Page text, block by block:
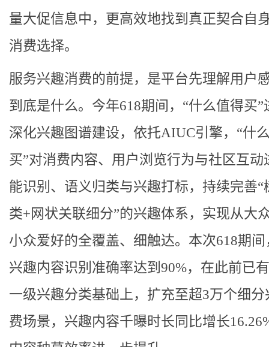
量大促信息中，更高效地找到真正契合自
消费选择。
服务兴趣消费的前提，是平台先理解用户
到底是什么。今年618期间，“什么值得买”
深化兴趣图谱建设，依托AIUC引擎，“什
买”对消费内容、用户浏览行为与社区互动
能识别、语义归类与兴趣打标，持续完善“
类+网状关联细分”的兴趣体系，实现从大
小众爱好的全覆盖、细触达。本次618期
兴趣内容识别准确率达到90%，在此前已
一级兴趣分类基础上，扩充至超3万个细分
费场景，兴趣内容千曝时长同比增长